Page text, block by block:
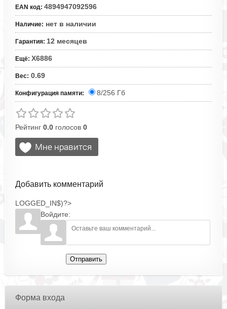
EAN код: 4894947092596
Наличие: нет в наличии
Гарантия: 12 месяцев
Ещё: X6886
Вес: 0.69
Конфигурация памяти: 8/256 Гб
Рейтинг 0.0голосов 0
Добавить комментарий
LOGGED_IN$)?>
Войдите:
Отправить
Форма входа